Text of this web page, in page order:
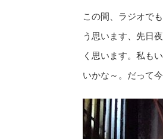
この間、ラジオで
う思います、先日
く思います。私も
いかな～。だって